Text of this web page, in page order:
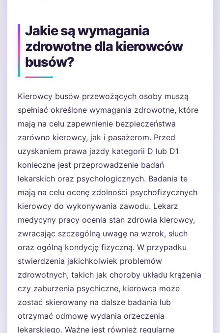
Jakie są wymagania
zdrowotne dla kierowców
busów?
Kierowcy busów przewożących osoby muszą
spełniać określone wymagania zdrowotne, które
mają na celu zapewnienie bezpieczeństwa
zarówno kierowcy, jak i pasażerom. Przed
uzyskaniem prawa jazdy kategorii D lub D1
konieczne jest przeprowadzenie badań
lekarskich oraz psychologicznych. Badania te
mają na celu ocenę zdolności psychofizycznych
kierowcy do wykonywania zawodu. Lekarz
medycyny pracy ocenia stan zdrowia kierowcy,
zwracając szczególną uwagę na wzrok, słuch
oraz ogólną kondycję fizyczną. W przypadku
stwierdzenia jakichkolwiek problemów
zdrowotnych, takich jak choroby układu krążenia
czy zaburzenia psychiczne, kierowca może
zostać skierowany na dalsze badania lub
otrzymać odmowę wydania orzeczenia
lekarskiego. Ważne jest również regularne